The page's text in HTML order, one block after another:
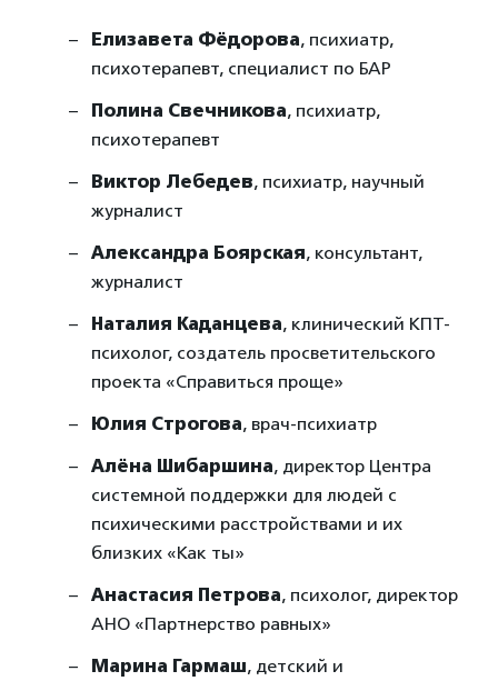
Елизавета Фёдорова, психиатр,
психотерапевт, специалист по БАР
Полина Свечникова, психиатр,
психотерапевт
Виктор Лебедев, психиатр, научный
журналист
Александра Боярская, консультант,
журналист
Наталия Каданцева, клинический КПТ-
психолог, создатель просветительского
проекта «Справиться проще»
Юлия Строгова, врач-психиатр
Алёна Шибаршина, директор Центра
системной поддержки для людей с
психическими расстройствами и их
близких «Как ты»
Анастасия Петрова, психолог, директор
АНО «Партнерство равных»
Марина Гармаш, детский и